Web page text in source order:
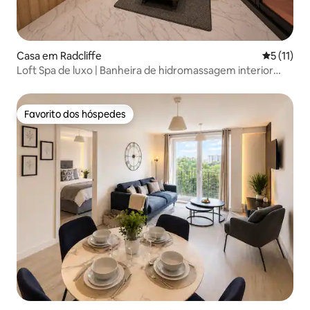
Casa em Radcliffe
5 (11)
Loft Spa de luxo | Banheira de hidromassagem interior
Favorito dos hóspedes
Favorito dos hóspedes